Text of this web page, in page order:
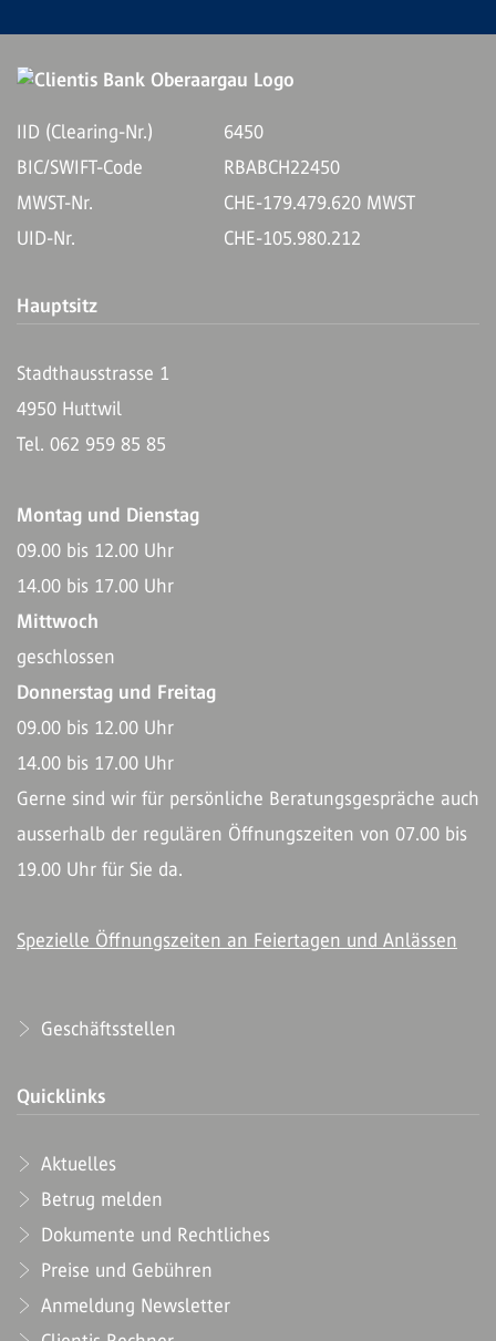
IID (Clearing-Nr.)
6450
BIC/SWIFT-Code
RBABCH22450
MWST-Nr.
CHE-179.479.620 MWST
UID-Nr.
CHE-105.980.212
Hauptsitz
Stadthausstrasse 1
4950 Huttwil
Tel. 062 959 85 85
Montag und Dienstag
09.00 bis 12.00 Uhr
14.00 bis 17.00 Uhr
Mittwoch
geschlossen
Donnerstag und Freitag
09.00 bis 12.00 Uhr
14.00 bis 17.00 Uhr
Gerne sind wir für persönliche Beratungsgespräche auch
ausserhalb der regulären Öffnungszeiten von 07.00 bis
19.00 Uhr für Sie da.
Spezielle Öffnungszeiten an Feiertagen und Anlässen
Geschäftsstellen
Quicklinks
Aktuelles
Betrug melden
Dokumente und Rechtliches
Preise und Gebühren
Anmeldung Newsletter